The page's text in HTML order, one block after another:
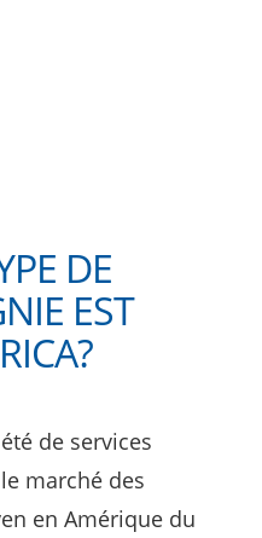
DE
EST
de services
marché des
en Amérique du